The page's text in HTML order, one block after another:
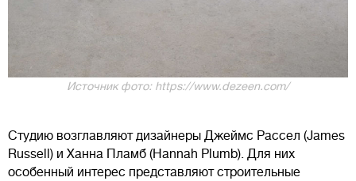
Источник фото: https://www.dezeen.com/
Студию возглавляют дизайнеры Джеймс Рассел (James
Russell) и Ханна Пламб (Hannah Plumb). Для них
особенный интерес представляют строительные